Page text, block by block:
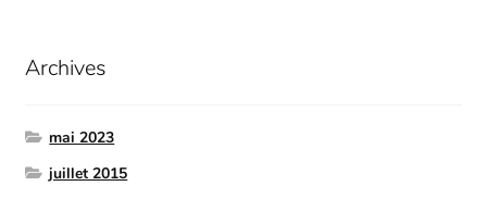
Archives
mai 2023
juillet 2015